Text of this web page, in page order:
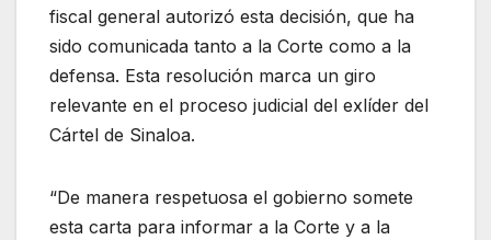
fiscal general autorizó esta decisión, que ha
sido comunicada tanto a la Corte como a la
defensa. Esta resolución marca un giro
relevante en el proceso judicial del exlíder del
Cártel de Sinaloa.
“De manera respetuosa el gobierno somete
esta carta para informar a la Corte y a la